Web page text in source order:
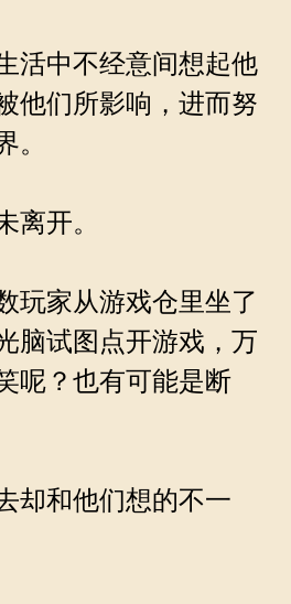
活中不经意间想起他
他们所影响，进而努
。
开。
玩家从游戏仓里坐了
脑试图点开游戏，万
呢？也有可能是断
却和他们想的不一